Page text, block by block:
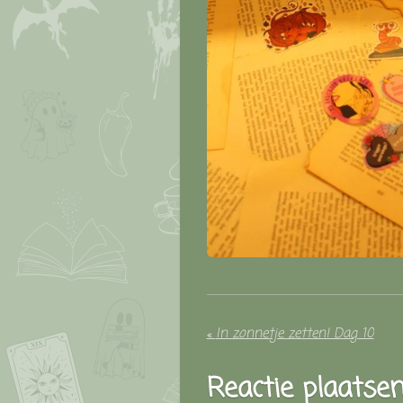
«In zonnetje zetten! Dag 10
Reactie